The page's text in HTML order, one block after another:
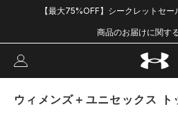
【最大75%OFF】シークレットセ
商品のお届けに関す
ウィメンズ＋ユニセックス ト